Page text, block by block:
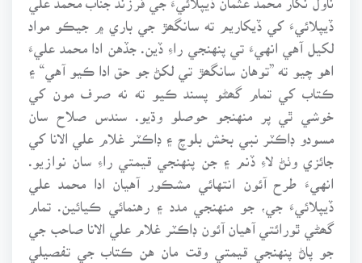
ڏيپلائيءَ کي ڏيکاريم ته سانگھڙ جي باري ۾ جيڪو مواد
لکيل آهي انهيءَ تي پنهنجي راءِ ڏين. جڏهن ادا محمد عليءَ
اهو چيو ته ”توهان سانگھڙ تي لکڻ جو حق ادا ڪيو آهي“ ۽
ڪتاب کي تمام گھڻو پسند ڪيو ته نه صرف مون کي
خوشي ٿي پر منهنجو حوصلو وڌيو. سندس صلاح سان
مسودو ڊاڪٽر نبي بخش بلوچ ۽ ڊاڪٽر غلام علي الانا کي
جائزي وٺڻ لاءِ ڏنم ۽ جن پنهنجي قيمتي راءِ سان نوازيو.
انهيءَ طرح آئون انتهائي مشڪور آهيان ادا محمد علي
ڏيپلائيءَ جي، جو منهنجي مدد ۽ رهنمائي ڪيائين. تمام
گھڻي ٿورائتي آهيان آئون ڊاڪٽر غلام علي الانا صاحب جي
جو پاڻ پنهنجي قيمتي وقت مان هن ڪتاب جي تفصيلي